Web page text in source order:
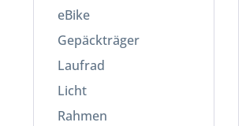
eBike
Gepäckträger
Laufrad
Licht
Rahmen